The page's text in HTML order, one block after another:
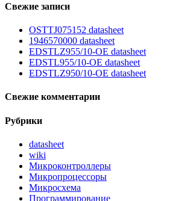
Свежие записи
OSTTJ075152 datasheet
1946570000 datasheet
EDSTLZ955/10-OE datasheet
EDSTL955/10-OE datasheet
EDSTLZ950/10-OE datasheet
Свежие комментарии
Рубрики
datasheet
wiki
Микроконтроллеры
Микропроцессоры
Микросхема
Программирование